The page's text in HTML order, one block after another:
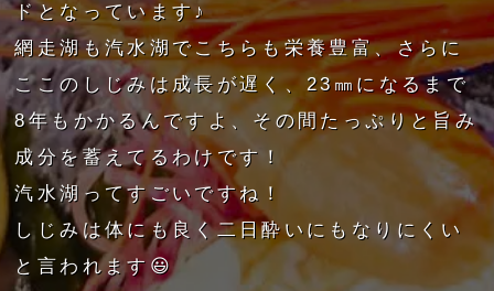
ドとなっています♪
網走湖も汽水湖でこちらも栄養豊富、さらに
ここのしじみは成長が遅く、23㎜になるまで
8年もかかるんですよ、その間たっぷりと旨み
成分を蓄えてるわけです！
汽水湖ってすごいですね！
しじみは体にも良く二日酔いにもなりにくい
と言われます😃